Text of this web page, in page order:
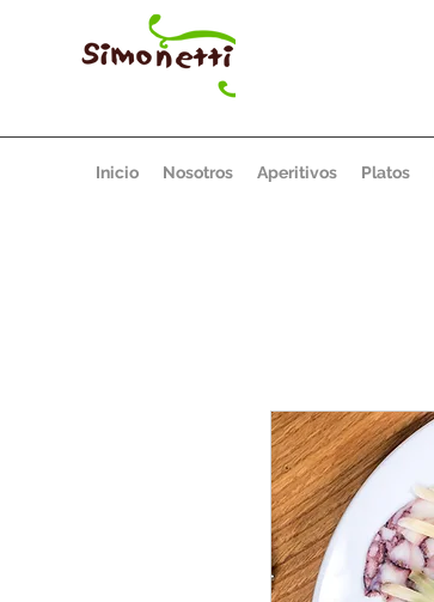
Inicio Nosotros Aperitivos Platos